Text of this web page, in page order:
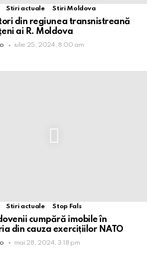
Stiri actuale Stiri Moldova
din regiunea transnistreană
ai R. Moldova
iulie 25, 2024, 8:00 am
Stiri actuale Stop Fals
cumpără imobile în
din cauza exercițiilor NATO
mai 28, 2024, 3:18 pm